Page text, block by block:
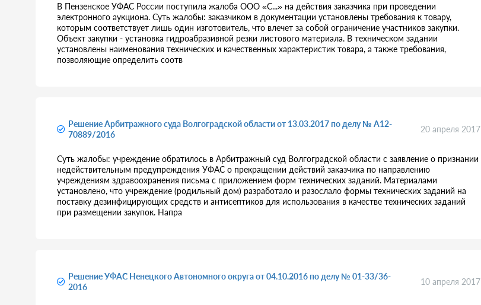
В Пензенское УФАС России поступила жалоба ООО «С...» на действия заказчика при проведении
электронного аукциона. Суть жалобы: заказчиком в документации установлены требования к товару,
которым соответствует лишь один изготовитель, что влечет за собой ограничение участников закупки.
Объект закупки - установка гидроабразивной резки листового материала. В техническом задании
установлены наименования технических и качественных характеристик товара, а также требования,
позволяющие определить соотв
Решение Арбитражного суда Волгоградской области от 13.03.2017 по делу № А12-
70889/2016
20 апреля 2017
Суть жалобы: учреждение обратилось в Арбитражный суд Волгоградской области с заявление о признании
недействительным предупреждения УФАС о прекращении действий заказчика по направлению
учреждениям здравоохранения письма с приложением форм технических заданий. Материалами
установлено, что учреждение (родильный дом) разработало и разослало формы технических заданий на
поставку дезинфицирующих средств и антисептиков для использования в качестве технических заданий
при размещении закупок. Напра
Решение УФАС Ненецкого Автономного округа от 04.10.2016 по делу № 01-33/36-
2016
10 апреля 2017